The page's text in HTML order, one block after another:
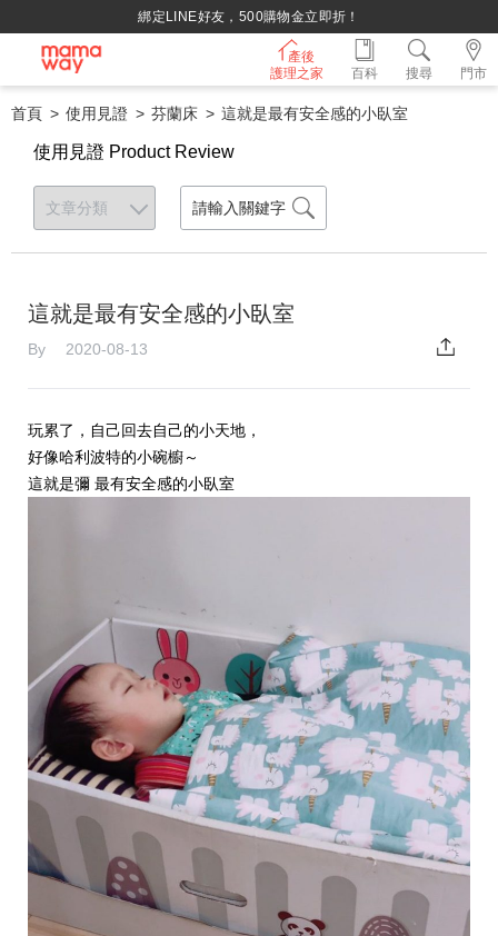
綁定LINE好友，500購物金立即折！
產後
護理之家
門市
百科 搜尋
首頁 使用見證 芬蘭床 這就是最有安全感的小臥室
使用見證 Product Review
這就是最有安全感的小臥室
By 2020-08-13
玩累了，自己回去自己的小天地，
好像哈利波特的小碗櫥～
這就是彌 最有安全感的小臥室